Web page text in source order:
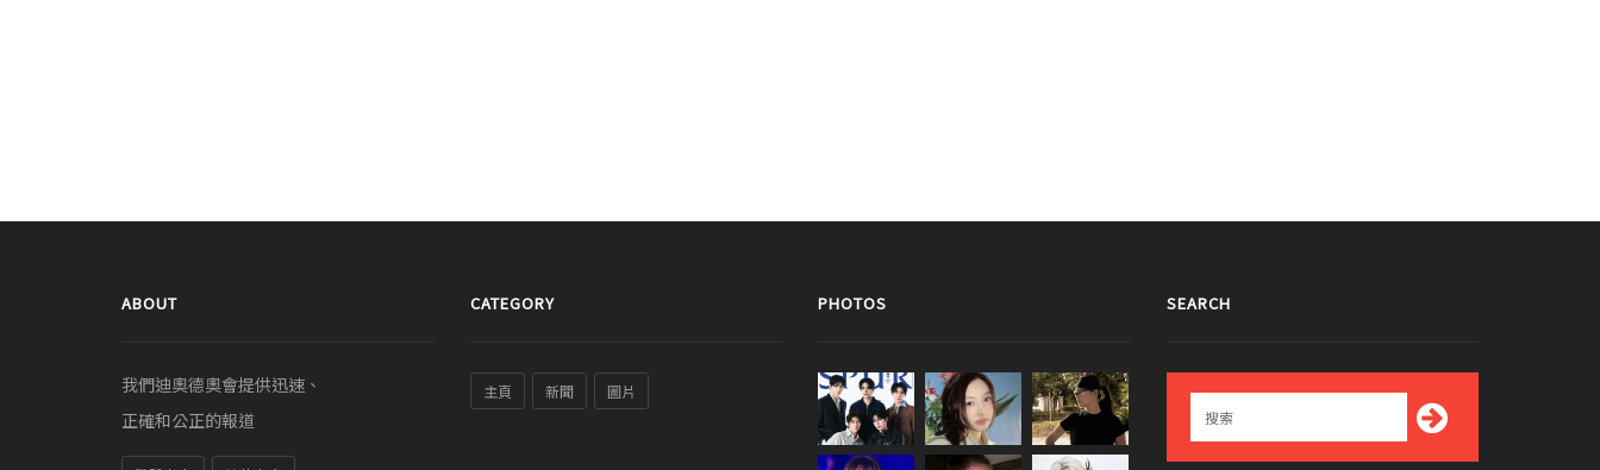
ABOUT
我們迪奧德奧會提供迅速、
正確和公正的報道
CATEGORY
主頁 新聞 圖片
PHOTOS SEARCH